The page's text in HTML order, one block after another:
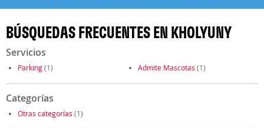
BÚSQUEDAS FRECUENTES EN KHOLYUNY
Servicios
Parking(1) Admite Mascotas (1)
Categorías
Otras categorías (1)